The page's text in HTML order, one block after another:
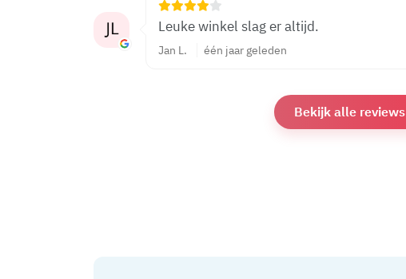
Leuke winkel slag er altijd.
Jan L. één jaar geleden
Bekijk alle reviews